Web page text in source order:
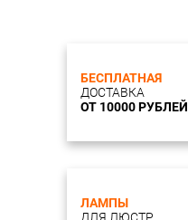
БЕСПЛАТНАЯ
ДОСТАВКА
ОТ 10000 РУБЛЕЙ
ЛАМПЫ